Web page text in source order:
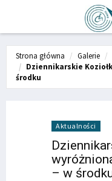
Strona główna Galerie
Dziennikarskie
środku
Aktualności
– w